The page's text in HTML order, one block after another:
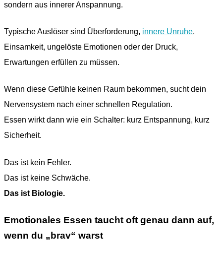
sondern aus innerer Anspannung.
Typische Auslöser sind Überforderung, innere Unruhe,
Einsamkeit, ungelöste Emotionen oder der Druck,
Erwartungen erfüllen zu müssen.
Wenn diese Gefühle keinen Raum bekommen, sucht dein
Nervensystem nach einer schnellen Regulation.
Essen wirkt dann wie ein Schalter: kurz Entspannung, kurz
Sicherheit.
Das ist kein Fehler.
Das ist keine Schwäche.
Das ist Biologie.
Emotionales Essen taucht oft genau dann auf,
wenn du „brav“ warst